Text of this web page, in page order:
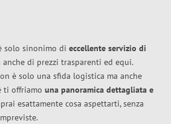
solo sinonimo di eccellente servizio di
anche di prezzi trasparenti ed equi.
è solo una sfida logistica ma anche
ti offriamo una panoramica dettagliata e
esattamente cosa aspettarti, senza